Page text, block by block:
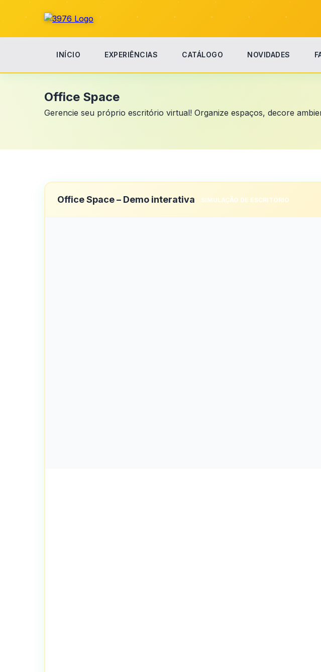
INÍCIO EXPERIÊNCIAS CATÁLOGO NOVIDADES
Office Space
Gerencie seu próprio escritório virtual! Organize espaços, decore
Office Space – Demo interativa SIMULAÇÃO DE ESCRITÓRIO